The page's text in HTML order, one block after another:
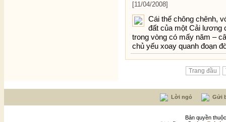
[11/04/2008]
Cái thế chông chênh,
đất của một Cải lương
trong vòng có mấy năm –
chủ yếu xoay quanh đoạn
Trang đầu
Lời ngỏ Gửi
Bản quyền